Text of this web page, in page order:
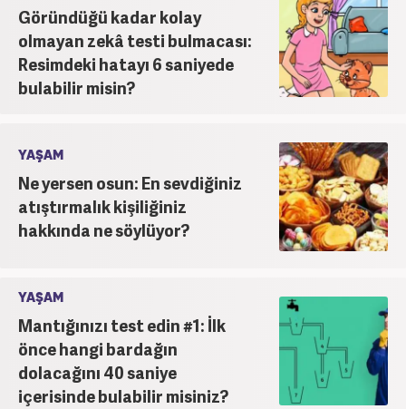
Göründüğü kadar kolay
olmayan zekâ testi bulmacası:
Resimdeki hatayı 6 saniyede
bulabilir misin?
YAŞAM
Ne yersen osun: En sevdiğiniz
atıştırmalık kişiliğiniz
hakkında ne söylüyor?
YAŞAM
Mantığınızı test edin #1: İlk
önce hangi bardağın
dolacağını 40 saniye
içerisinde bulabilir misiniz?